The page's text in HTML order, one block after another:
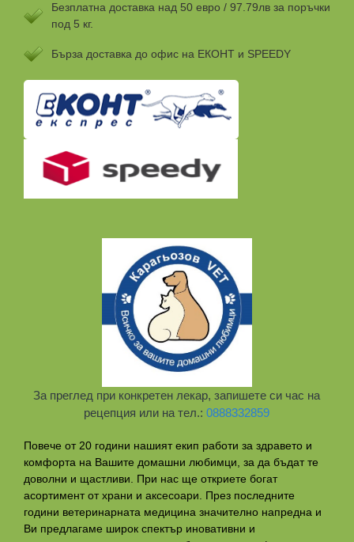
Безплатна доставка над 50 евро / 97.79лв за поръчки
под 5 кг.
Бързa доставка до офис на ЕКОНТ и SPEEDY
За преглед при конкретен лекар, запишете си час на
рецепция или на тел.:0888332859
Повече от 20 години нашият екип работи за здравето и
комфорта на Вашите домашни любимци, за да бъдат те
доволни и щастливи. При нас ще откриете богат
асортимент от храни и аксесоари. През последните
години ветеринарната медицина значително напредна и
Ви предлагаме широк спектър иновативни и